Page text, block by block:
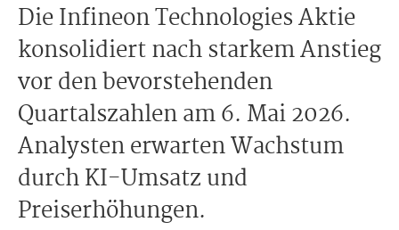
Die Infineon Technologies Aktie
konsolidiert nach starkem Anstieg
vor den bevorstehenden
Quartalszahlen am 6. Mai 2026.
Analysten erwarten Wachstum
durch KI-Umsatz und
Preiserhöhungen.